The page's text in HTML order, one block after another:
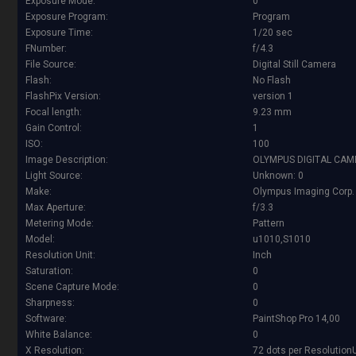
Exposure Program:
Program
Exposure Time:
1/20 sec
FNumber:
f/4.3
File Source:
Digital Still Camera
Flash:
No Flash
FlashPix Version:
version 1
Focal length:
9.23 mm
Gain Control:
1
ISO:
100
Image Description:
OLYMPUS DIGITAL
Light Source:
Unknown: 0
Make:
Olympus Imaging Corp.
Max Aperture:
f/3.3
Metering Mode:
Pattern
Model:
u1010,S1010
Resolution Unit:
Inch
Saturation:
0
Scene Capture Mode:
0
Sharpness:
0
Software:
PaintShop Pro 14,00
White Balance:
0
X Resolution:
72 dots per